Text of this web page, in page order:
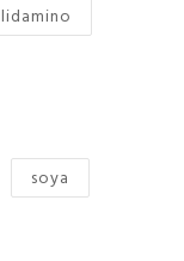
lidamino
soya